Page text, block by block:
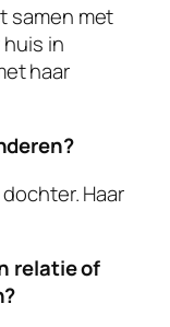
samen met
in
haar
Haar
relatie of